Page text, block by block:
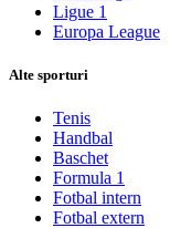
Ligue 1
Europa League
Alte sporturi
Tenis
Handbal
Baschet
Formula 1
Fotbal intern
Fotbal extern